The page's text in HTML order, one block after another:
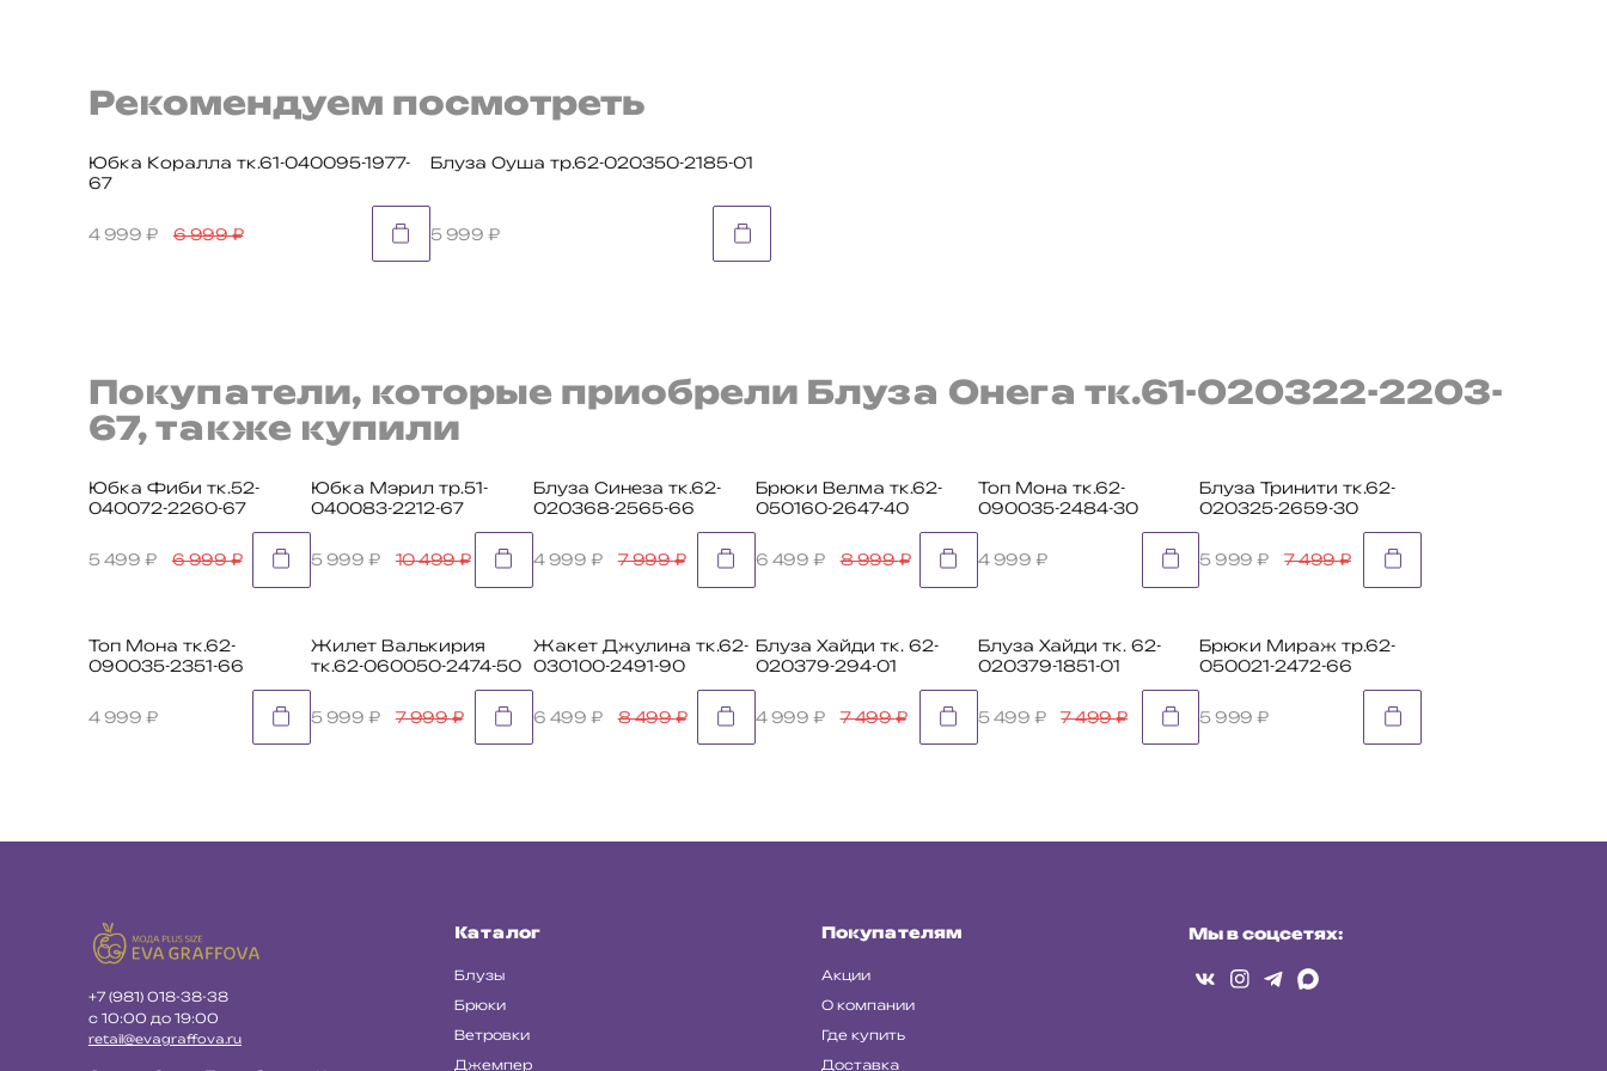
Рекомендуем посмотреть
Юбка Коралла тк.61-040095-1977-
67
4 999 ₽ 6 999₽
Блуза Оуша тр.62-020350-2185-01
5 999 ₽
Покупатели, которые приобрели Блуза Онега тк.61-020322-2203-
67, также купили
Юбка Фиби тк.52-
040072-2260-67
5 499 ₽ 6 999₽
Юбка Мэрил тр.51-
040083-2212-67
5 999 ₽ 10 499₽
Блуза Синеза тк.62-
020368-2565-66
4 999 ₽ 7 999₽
Брюки Велма тк.62-
050160-2647-40
6 499 ₽ 8 999₽
Топ Мона тк.62-
090035-2484-30
4 999 ₽
Блуза Тринити тк.62-
020325-2659-30
5 999₽ 7 499₽
Топ Мона тк.62-
090035-2351-66
4 999 ₽
Жилет Валькирия
тк.62-060050-2474-50
5 999 ₽ 7 999₽
Жакет Джулина тк.62-
030100-2491-90
6 499 ₽ 8 499₽
Блуза Хайди тк. 62-
020379-294-01
4 999 ₽ 7 499₽
Блуза Хайди тк. 62-
020379-1851-01
5 499 ₽ 7 499₽
Брюки Мираж тр.62-
050021-2472-66
5 999₽
+7 (981) 018-38-38
с 10:00 до 19:00
retail@evagraffova.ru
Каталог
Блузы
Брюки
Ветровки
Джемпер
Покупателям
Акции
О компании
Где купить
Доставка
Мы в соцсетях: